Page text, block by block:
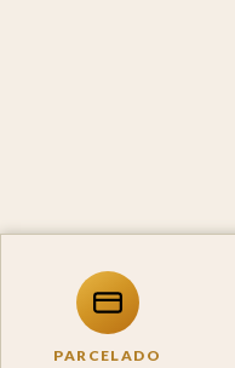
PARCELADO